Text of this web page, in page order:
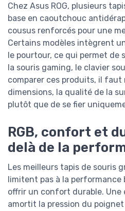
Chez Asus ROG, plusieurs
base en caoutchouc
cousus renforcés pour une
Certains modèles intègrent
le pourtour, ce qui permet de
la souris gaming, le clavier
comparer ces produits, il faut
dimensions, la qualité de la
plutôt que de se fier
RGB, confort et
delà de la
Les meilleurs tapis de souris
limitent pas à la
offrir un confort durable. Une
amortit la pression du